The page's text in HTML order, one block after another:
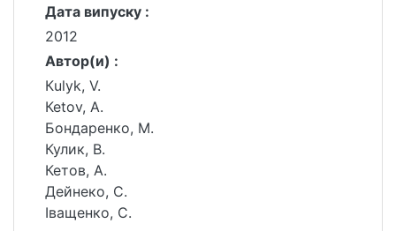
Дата випуску :
2012
Автор(и) :
Кulyk, V.
Кеtov, A.
Бондаренко, М.
Кулик, В.
Кетов, А.
Дейнеко, С.
Іващенко, С.